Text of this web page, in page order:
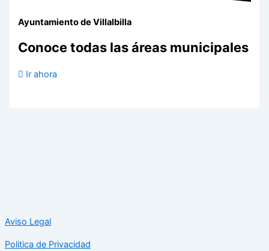
Ayuntamiento de Villalbilla
Conoce todas las áreas municipales
Ir ahora
Aviso Legal
Politica de Privacidad